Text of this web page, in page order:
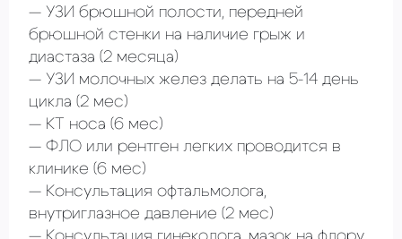
УЗИ брюшной полости, передней
брюшной стенки на наличие грыж и
диастаза (2 месяца)
УЗИ молочных желез делать на 5-14 день
цикла (2 мес)
КТ носа (6 мес)
ФЛО или рентген легких проводится в
клинике (6 мес)
Консультация офтальмолога,
внутриглазное давление (2 мес)